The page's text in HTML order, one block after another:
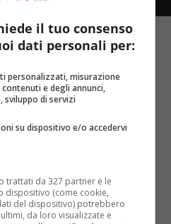
il tuo consenso
dati personali per:
personalizzati, misurazione
e degli annunci,
sviluppo di servizi
su dispositivo e/o accedervi
trattati da 327 partner e le
dispositivo (come cookie,
del dispositivo) potrebbero
da loro visualizzate e